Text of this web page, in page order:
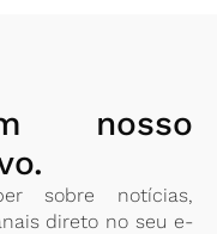
nosso
sobre notícias,
direto no seu e-